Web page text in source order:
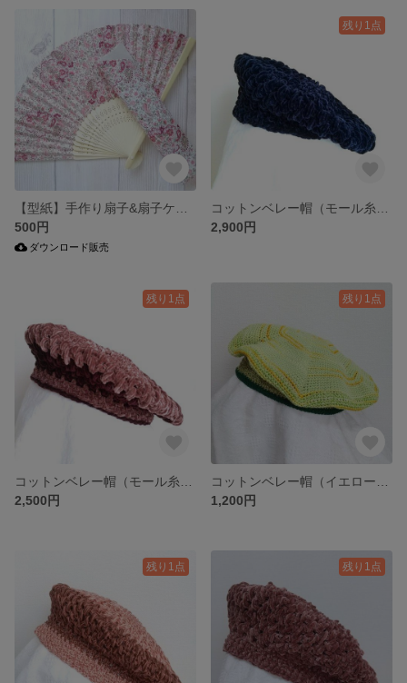
500円
ダウンロード販売
残り1点
2,900円
残り1点
2,500円
残り1点
1,200円
残り1点 残り1点